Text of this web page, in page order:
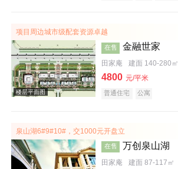
效果图
项目周边城市级配套资源卓越
在售 金融世家
田家庵 建面 140-280㎡
4800 元/平米
普通住宅 公寓
泉山湖6#9#10#，交1000元开盘立
在售 万创泉山湖
田家庵 建面 87-117㎡